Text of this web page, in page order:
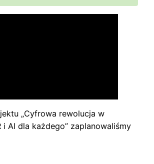
„Cyfrowa rewolucja w
i AI dla każdego” zaplanowaliśmy